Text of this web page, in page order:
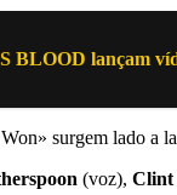
BLOOD lançam
surgem lado a
(voz), Clint